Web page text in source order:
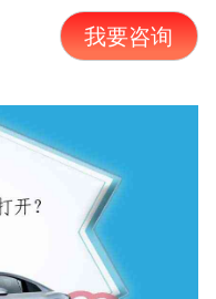
我要咨询